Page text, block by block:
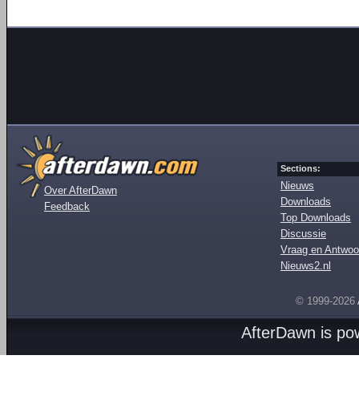
Over AfterDawn
Feedback
Sections:
Nieuws
Downloads
Top Downloads
Discussie
Vraag en
Nieuws2.nl
© 1999-2026
AfterDawn is